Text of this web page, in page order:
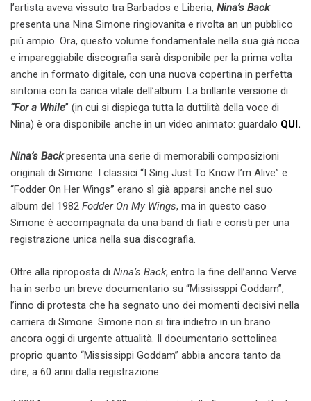
l’artista aveva vissuto tra Barbados e Liberia, Nina’s Back
presenta una Nina Simone ringiovanita e rivolta an un pubblico
più ampio. Ora, questo volume fondamentale nella sua già ricca
e impareggiabile discografia sarà disponibile per la prima volta
anche in formato digitale, con una nuova copertina in perfetta
sintonia con la carica vitale dell’album. La brillante versione di
“For a While” (in cui si dispiega tutta la duttilità della voce di
Nina) è ora disponibile anche in un video animato: guardalo QUI.
Nina’s Backpresenta una serie di memorabili composizioni
originali di Simone. I classici “I Sing Just To Know I’m Alive” e
“Fodder On Her Wings” erano sì già apparsi anche nel suo
album del 1982 Fodder On My Wings, ma in questo caso
Simone è accompagnata da una band di fiati e coristi per una
registrazione unica nella sua discografia.
Oltre alla riproposta di Nina’s Back, entro la fine dell’anno Verve
ha in serbo un breve documentario su “Mississppi Goddam”,
l’inno di protesta che ha segnato uno dei momenti decisivi nella
carriera di Simone. Simone non si tira indietro in un brano
ancora oggi di urgente attualità. Il documentario sottolinea
proprio quanto “Mississippi Goddam” abbia ancora tanto da
dire, a 60 anni dalla registrazione.